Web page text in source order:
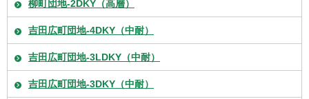
柳町団地-2DKY（高層）
吉田広町団地-4DKY（中耐）
吉田広町団地-3LDKY（中耐）
吉田広町団地-3DKY（中耐）